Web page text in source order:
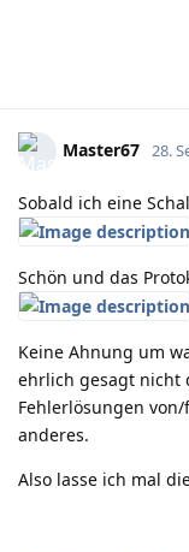
Master67 28.
Sobald ich eine
Schön und das
Keine Ahnung um
ehrlich gesagt nicht
Fehlerlösungen
anderes.
Also lasse ich mal